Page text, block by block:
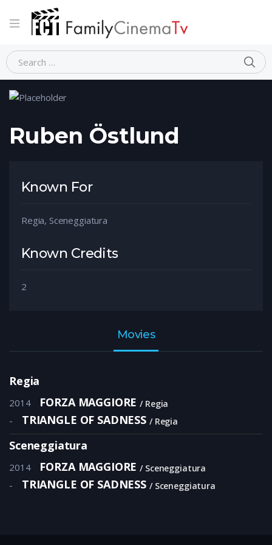
Home Person Ruben Östlund
Ruben Östlund
Known For
Regia, Sceneggiatura
Known Credits
2
Movies
Regia
2014 FORZA MAGGIORE Regia
- TRIANGLE OF SADNESS Regia
Sceneggiatura
2014 FORZA MAGGIORE Sceneggiatura
- TRIANGLE OF SADNESS Sceneggiatura